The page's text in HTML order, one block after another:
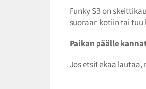
Funky SB on
suoraan kotiin tai tuu
Paikan päälle
Jos etsit ekaa